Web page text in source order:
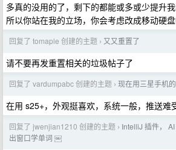
多真的没用的了，剩下的都能或多或少提升
所以你站在我的立场，你会考虑改成移动硬
回复了 tomaple 创建的主题 › 又又重置了
请不要再发重置相关的垃圾帖子了
回复了 vardumpabc 创建的主题 › 现在用三星手机的
在用 s25+，外观挺喜欢，系统一般，推送难
回复了 jwenjian1210 创建的主题 › IntelliJ 插件，
出窗口学单词 ￼